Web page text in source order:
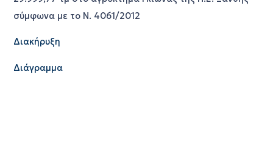
σύμφωνα με το Ν. 4061/2012
Διακήρυξη
Διάγραμμα